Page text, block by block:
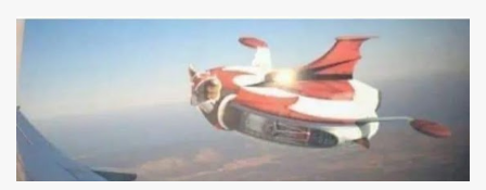
Vaccino come: l' Amaro del Capo, era "spettacolare Ghiacciato, ma
andava bene anche, a Temperatura Ambiente"! Riproponiamo
l'articolo per NON Dimenticare!